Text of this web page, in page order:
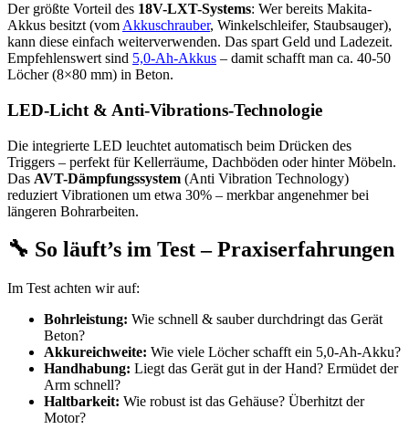
Der größte Vorteil des 18V-LXT-Systems: Wer bereits Makita-
Akkus besitzt (vom Akkuschrauber, Winkelschleifer, Staubsauger),
kann diese einfach weiterverwenden. Das spart Geld und Ladezeit.
Empfehlenswert sind 5,0-Ah-Akkus – damit schafft man ca. 40-50
Löcher (8×80 mm) in Beton.
LED-Licht & Anti-Vibrations-Technologie
Die integrierte LED leuchtet automatisch beim Drücken des
Triggers – perfekt für Kellerräume, Dachböden oder hinter Möbeln.
Das AVT-Dämpfungssystem (Anti Vibration Technology)
reduziert Vibrationen um etwa 30% – merkbar angenehmer bei
längeren Bohrarbeiten.
🔧 So läuft’s im Test – Praxiserfahrungen
Im Test achten wir auf:
Bohrleistung: Wie schnell & sauber durchdringt das Gerät
Beton?
Akkureichweite: Wie viele Löcher schafft ein 5,0-Ah-Akku?
Handhabung: Liegt das Gerät gut in der Hand? Ermüdet der
Arm schnell?
Haltbarkeit: Wie robust ist das Gehäuse? Überhitzt der
Motor?